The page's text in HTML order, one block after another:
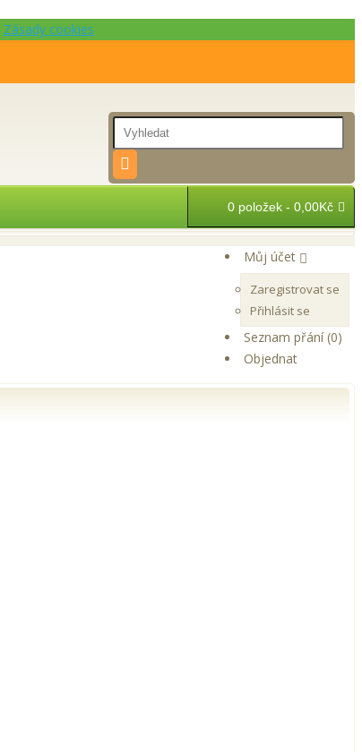
Zásady cookies
0 položek - 0,00Kč
Můj účet
Zaregistrovat se
Přihlásit se
Seznam přání (0)
Objednat